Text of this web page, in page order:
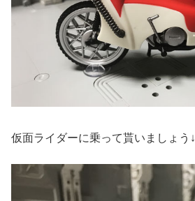
仮面ライダーに乗って貰いましょう↓